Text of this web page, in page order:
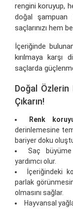
rengini koruyup,
doğal şampuan
saçlarınızı hem
İçeriğinde
kırılmaya karşı
saçlarda
Doğal Özlerin
Çıkarın!
Renk
derinlemesine
bariyer doku
Saç büyüme
yardımcı olur.
İçeriğindeki
parlak
olmasını sağlar.
Hayvansal